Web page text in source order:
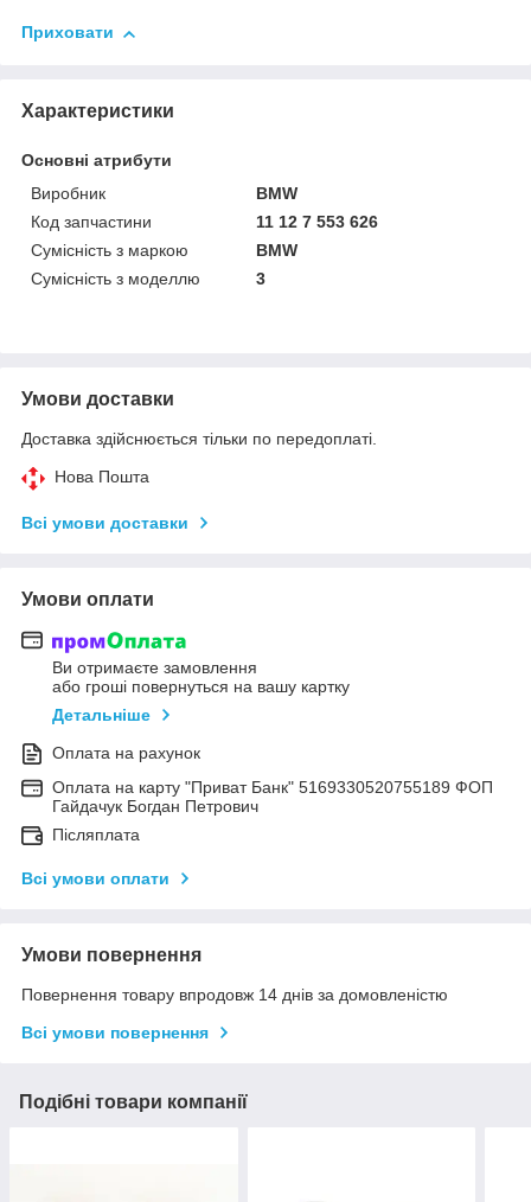
Приховати
Характеристики
Основні атрибути
Виробник
BMW
Код запчастини
11 12 7 553 626
Сумісність з маркою
BMW
Сумісність з моделлю
3
Умови доставки
Доставка здійснюється тільки по передоплаті.
Нова Пошта
Всі умови доставки
Умови оплати
Ви отримаєте замовлення
або гроші повернуться на вашу картку
Детальніше
Оплата на рахунок
Оплата на карту "Приват Банк" 5169330520755189 ФОП
Гайдачук Богдан Петрович
Післяплата
Всі умови оплати
Умови повернення
Повернення товару впродовж 14 днів за домовленістю
Всі умови повернення
Подібні товари компанії